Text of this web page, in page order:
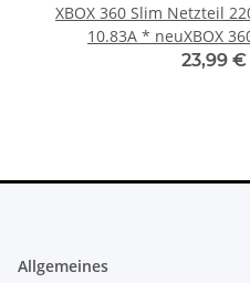
XBOX 360 Slim Netzteil
10.83A * neuXBOX
23,99 €
Allgemeines